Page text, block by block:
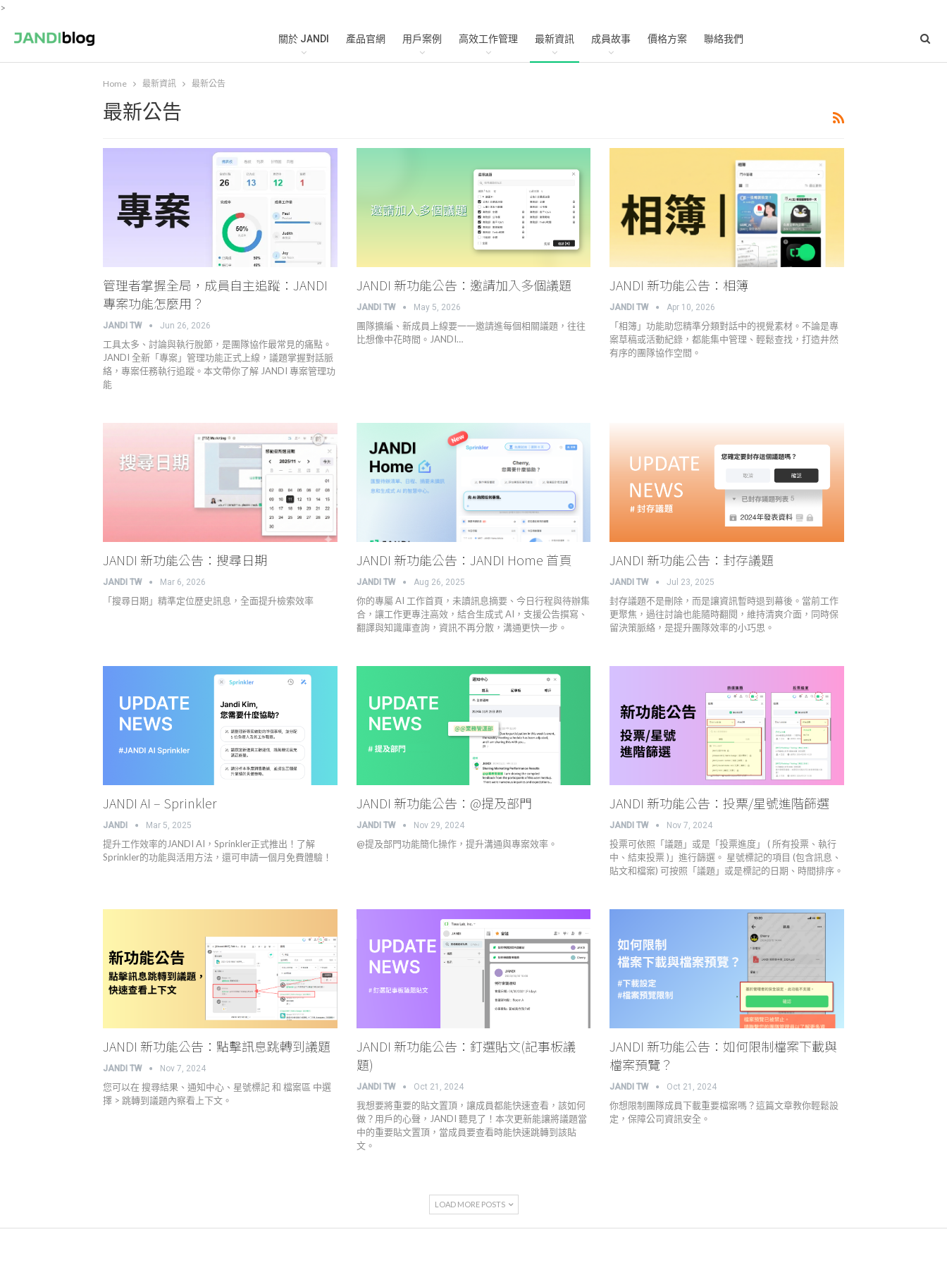
>
關於 JANDI 產品官網 用戶案例 高效工作管理 最新資訊 成員故事 價格方案 聯絡我們
Home 最新資訊 最新公告
最新公告
管理者掌握全局，成員自主追蹤：JANDI
專案功能怎麼用？
JANDI TW Jun 26, 2026
工具太多、討論與執行脫節，是團隊協作最常見的痛點。
JANDI 全新「專案」管理功能正式上線，議題掌握對話脈
絡，專案任務執行追蹤。本文帶你了解 JANDI 專案管理功
能
JANDI 新功能公告：邀請加入多個議題
JANDI TW May 5, 2026
團隊擴編、新成員上線要一一邀請進每個相關議題，往往
比想像中花時間。JANDI…
JANDI 新功能公告：相簿
JANDI TW Apr 10, 2026
「相簿」功能助您精準分類對話中的視覺素材。不論是專
案草稿或活動紀錄，都能集中管理、輕鬆查找，打造井然
有序的團隊協作空間。
JANDI 新功能公告：搜尋日期
JANDI TW Mar 6, 2026
「搜尋日期」精準定位歷史訊息，全面提升檢索效率
JANDI 新功能公告：JANDI Home 首頁
JANDI TW Aug 26, 2025
你的專屬 AI 工作首頁，未讀訊息摘要、今日行程與待辦集
合，讓工作更專注高效，結合生成式 AI，支援公告撰寫、
翻譯與知識庫查詢，資訊不再分散，溝通更快一步。
JANDI 新功能公告：封存議題
JANDI TW Jul 23, 2025
封存議題不是刪除，而是讓資訊暫時退到幕後。當前工作
更聚焦，過往討論也能隨時翻閱，維持清爽介面，同時保
留決策脈絡，是提升團隊效率的小巧思。
JANDI AI – Sprinkler
JANDI Mar 5, 2025
提升工作效率的JANDI AI，Sprinkler正式推出！了解
Sprinkler的功能與活用方法，還可申請一個月免費體驗！
JANDI 新功能公告：@提及部門
JANDI TW Nov 29, 2024
@提及部門功能簡化操作，提升溝通與專案效率。
JANDI 新功能公告：投票/星號進階篩選
JANDI TW Nov 7, 2024
投票可依照「議題」或是「投票進度」 ( 所有投票、執行
中、結束投票 )」進行篩選。 星號標記的項目 (包含訊息、
貼文和檔案) 可按照「議題」或是標記的日期、時間排序。
JANDI 新功能公告：點擊訊息跳轉到議題
JANDI TW Nov 7, 2024
您可以在 搜尋結果、通知中心、星號標記 和 檔案區 中選
擇 > 跳轉到議題內察看上下文。
JANDI 新功能公告：釘選貼文(記事板議
題)
JANDI TW Oct 21, 2024
我想要將重要的貼文置頂，讓成員都能快速查看，該如何
做？用戶的心聲，JANDI 聽見了！本次更新能讓將議題當
中的重要貼文置頂，當成員要查看時能快速跳轉到該貼
文。
JANDI 新功能公告：如何限制檔案下載與
檔案預覽？
JANDI TW Oct 21, 2024
你想限制團隊成員下載重要檔案嗎？這篇文章教你輕鬆設
定，保障公司資訊安全。
LOAD MORE POSTS